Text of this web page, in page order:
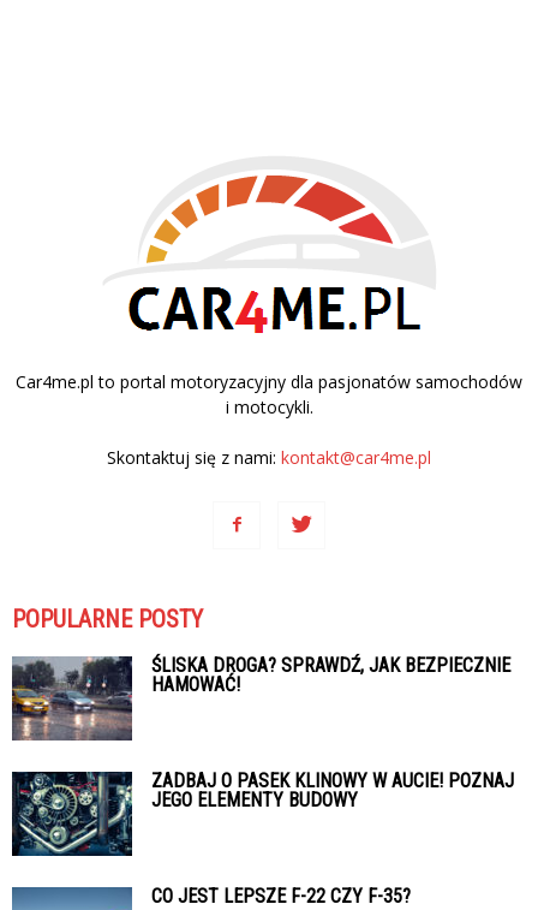
Car4me.pl to portal motoryzacyjny dla pasjonatów samochodów
i motocykli.
Skontaktuj się z nami: kontakt@car4me.pl
POPULARNE POSTY
ŚLISKA DROGA? SPRAWDŹ, JAK BEZPIECZNIE
HAMOWAĆ!
ZADBAJ O PASEK KLINOWY W AUCIE! POZNAJ
JEGO ELEMENTY BUDOWY
CO JEST LEPSZE F-22 CZY F-35?